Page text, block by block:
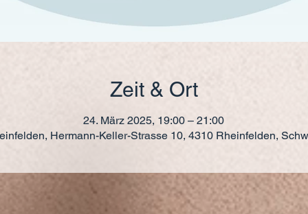
Zeit & Ort
24. März 2025, 19:00 – 21:00
Hermann-Keller-Strasse 10, 4310 Rheinfelden,